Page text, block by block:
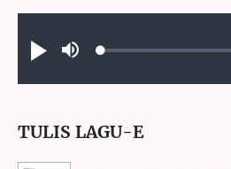
Play MuteLoaded:
TULIS LAGU-E